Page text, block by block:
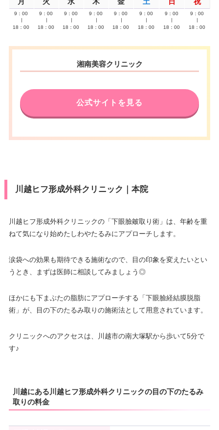
9：00
18：00
9：00
18：00
9：00
18：00
9：00
18：00
9：00
18：00
9：00
18：00
9：00
18：00
9：00
18：00
湘南美容クリニック
公式サイトを見る
川越ヒフ形成外科クリニック｜本院
川越ヒフ形成外科クリニックの「下眼臉皴取り術」は、年齢を重
ねて気になり始めたしわやたるみにアプローチします。
涙袋への効果も期待できる施術なので、目の印象を変えたいとい
うとき、まずは医師に相談してみましょう◎
ほかにも下まぶたの脂肪にアプローチする「下眼臉経結膜脱脂
術」が、目の下のたるみ取りの施術法として用意されています。
クリニックへのアクセスは、川越市の南大塚駅から歩いて5分で
す♪
川越にある川越ヒフ形成外科クリニックの目の下のたるみ
取りの料金